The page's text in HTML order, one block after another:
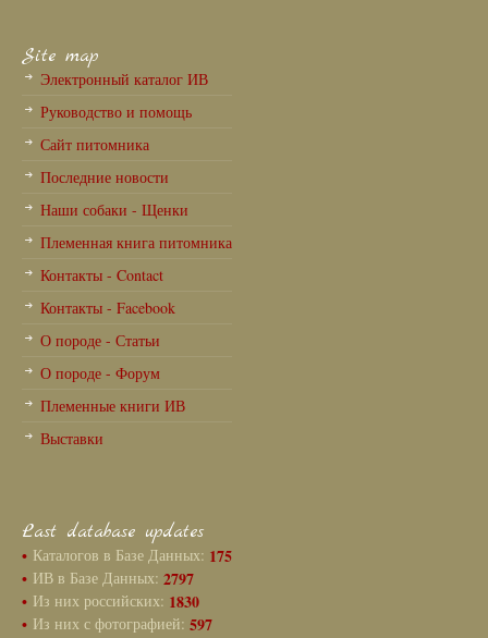
Site map
Электронный каталог ИВ
Руководство и помощь
Сайт питомника
Последние новости
Наши собаки - Щенки
Племенная книга питомника
Контакты - Contact
Контакты - Facebook
О породе - Статьи
О породе - Форум
Племенные книги ИВ
Выставки
Last database updates
• Каталогов в Базе Данных: 175
• ИВ в Базе Данных: 2797
• Из них российских: 1830
• Из них с фотографией: 597